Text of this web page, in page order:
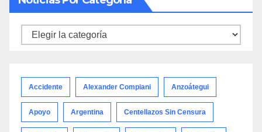
Noticias
Accidente Alexander Compiani Anzoátegui
Apoyo Argentina Centellazos Sin Censura